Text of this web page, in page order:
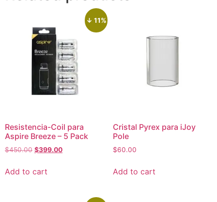
↓ 11%
Resistencia-Coil para
Aspire Breeze – 5 Pack
$450.00 $399.00
Add to cart
Cristal Pyrex para iJoy
Pole
$60.00
Add to cart